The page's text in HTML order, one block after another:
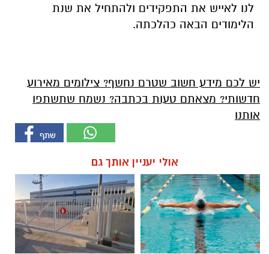
לנו לאייש את התפקידים ולהתחיל את שנת
הלימודים הבאה כהלכתה.
יש לכם מידע חשוב שטרם נחשף? צילומים מאירוע
חדשותי? מצאתם טעות בכתבה? נשמח שתשתפו
אותנו
אולי יעניין אותך גם